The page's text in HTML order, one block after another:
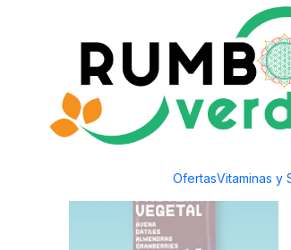
OfertasVitaminas y
Envío gratis por compras sobre los 59.990 en la provincia de
Food Healthy Snacks Barra Proteina